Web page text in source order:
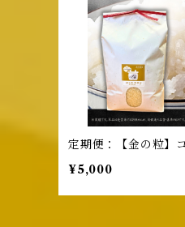
定期便：【金の粒】
¥5,000